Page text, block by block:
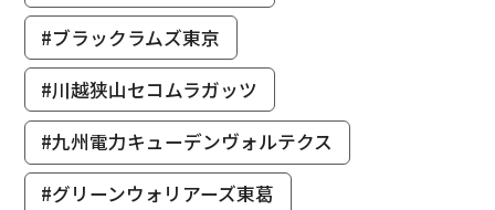
#ブラックラムズ東京
#川越狭山セコムラガッツ
#九州電力キューデンヴォルテクス
#グリーンウォリアーズ東葛